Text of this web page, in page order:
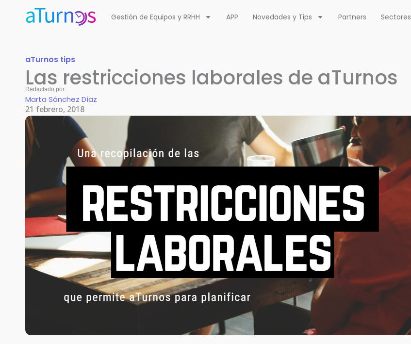
Gestión de Equipos y RRHH APP Novedades y Tips Partners Sectores
aTurnos tips
Las restricciones laborales de aTurnos
Redactado por:
Marta Sánchez Díaz
21 febrero, 2018